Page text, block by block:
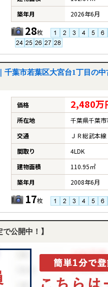
築年月
2026年6月
28枚
千葉市若葉区大宮台1丁目の中
価格 2,480万
所在地
千葉県千葉
交通
ＪＲ総武本
間取り
4LDK
建物面積
110.95㎡
築年月
2008年6月
17枚
で公開中！】